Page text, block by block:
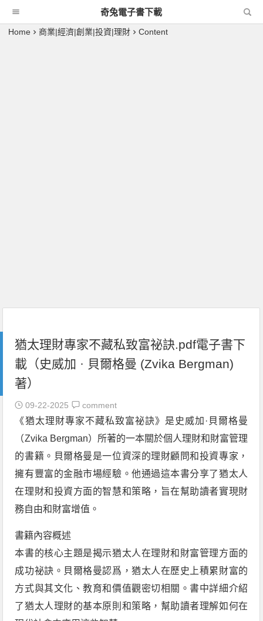
奇兔電子書下載
Home 商業|經濟|創業|投資|理財 Content
猶太理財專家不藏私致富祕訣.pdf電子書下
載（史威加 · 貝爾格曼 (Zvika Bergman)
著）
09-22-2025 comment
《猶太理財專家不藏私致富祕訣》是史威加·貝爾格曼
（Zvika Bergman）所著的一本關於個人理財和財富管理
的書籍。貝爾格曼是一位資深的理財顧問和投資專家，
擁有豐富的金融市場經驗。他通過這本書分享了猶太人
在理財和投資方面的智慧和策略，旨在幫助讀者實現財
務自由和財富增值。
書籍內容概述
本書的核心主題是揭示猶太人在理財和財富管理方面的
成功祕訣。貝爾格曼認爲，猶太人在歷史上積累財富的
方式與其文化、教育和價值觀密切相關。書中詳細介紹
了猶太人理財的基本原則和策略，幫助讀者理解如何在